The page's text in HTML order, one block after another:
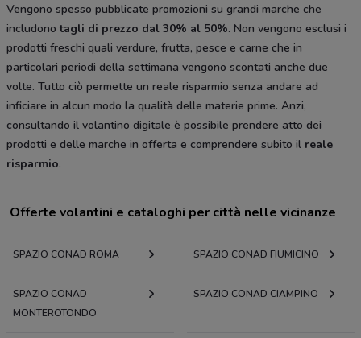
Vengono spesso pubblicate promozioni su grandi marche che
includonotagli di prezzo dal 30% al 50%. Non vengono esclusi i
prodotti freschi quali verdure, frutta, pesce e carne che in
particolari periodi della settimana vengono scontati anche due
volte. Tutto ciò permette un reale risparmio senza andare ad
inficiare in alcun modo la qualità delle materie prime. Anzi,
consultando il volantino digitale è possibile prendere atto dei
prodotti e delle marche in offerta e comprendere subito il reale
risparmio.
Offerte volantini e cataloghi per città nelle vicinanze
SPAZIO CONAD ROMA SPAZIO CONAD FIUMICINO
SPAZIO CONAD
MONTEROTONDO
SPAZIO CONAD CIAMPINO